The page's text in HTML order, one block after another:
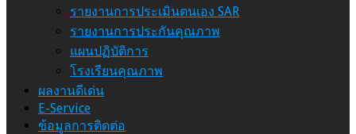
รายงานการประเมินตนเอง SAR
รายงานการประกันคุณภาพ
แผนปฏิบัติการ
โรงเรียนคุณภาพ
ผลงานดีเด่น
E-Service
ข้อมูลการติดต่อ